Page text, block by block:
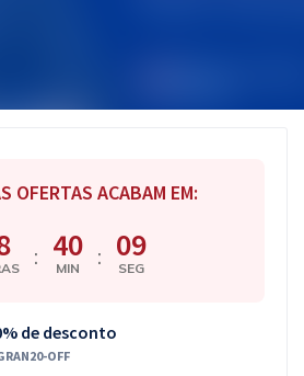
OFERTAS ACABAM EM:
: 40
MIN : 08
SEG
de desconto
OFF